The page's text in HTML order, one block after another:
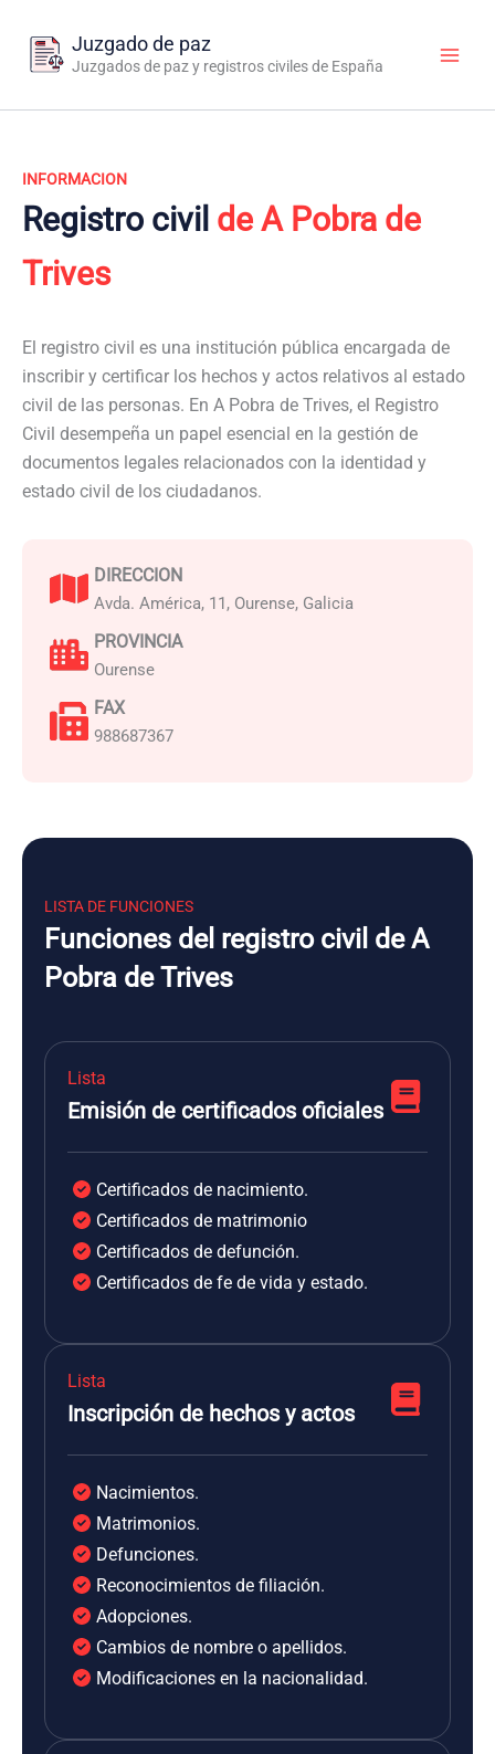
contenido
Juzgado de paz
Juzgados de paz y registros civiles de España
INFORMACION
Registro civil de A Pobra de
Trives
El registro civil es una institución pública encargada de
inscribir y certificar los hechos y actos relativos al estado
civil de las personas. En A Pobra de Trives, el Registro
Civil desempeña un papel esencial en la gestión de
documentos legales relacionados con la identidad y
estado civil de los ciudadanos.
DIRECCION
Avda. América, 11, Ourense, Galicia
PROVINCIA
Ourense
FAX
988687367
LISTA DE FUNCIONES
Funciones del registro civil de A
Pobra de Trives
Lista
Emisión de certificados oficiales
Certificados de nacimiento.
Certificados de matrimonio
Certificados de defunción.
Certificados de fe de vida y estado.
Lista
Inscripción de hechos y actos
Nacimientos.
Matrimonios.
Defunciones.
Reconocimientos de filiación.
Adopciones.
Cambios de nombre o apellidos.
Modificaciones en la nacionalidad.